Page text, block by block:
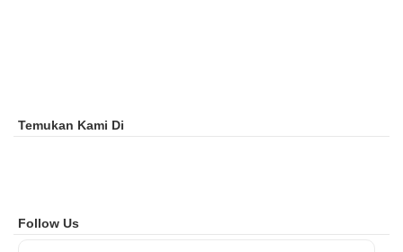
Temukan Kami Di
Follow Us